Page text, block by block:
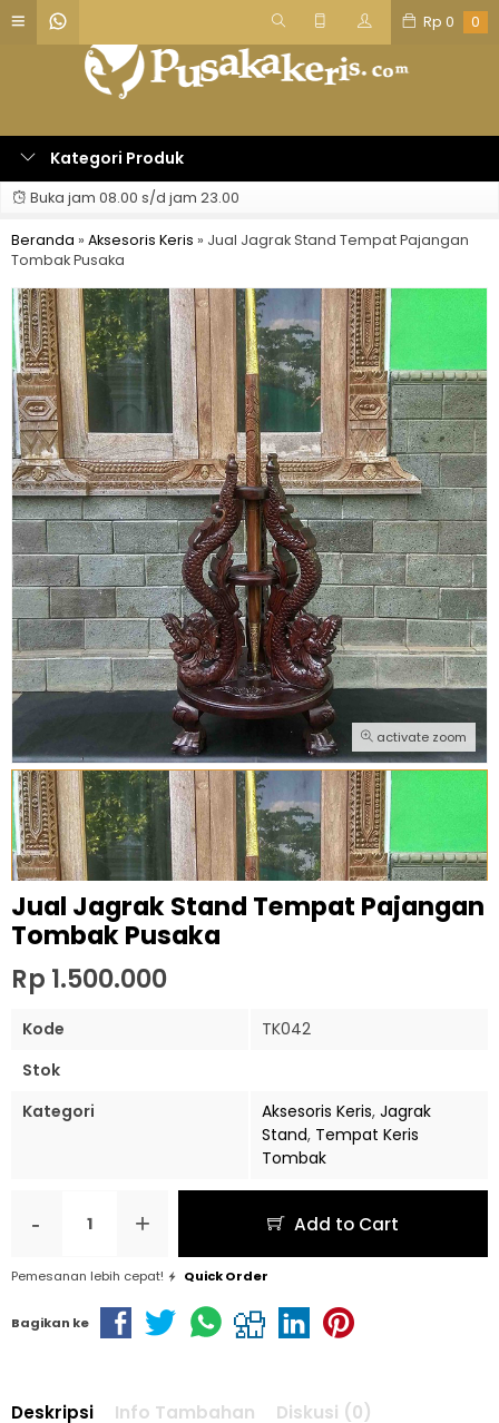
Rp 0 0
Kategori Produk
Buka jam 08.00 s/d jam 23.00
Beranda » Aksesoris Keris » Jual Jagrak Stand Tempat Pajangan
Tombak Pusaka
activate zoom
Jual Jagrak Stand Tempat Pajangan
Tombak Pusaka
Rp 1.500.000
Kode
TK042
Stok
Kategori
Aksesoris Keris, Jagrak
Stand, Tempat Keris
Tombak
- + Add to Cart
Pemesanan lebih cepat! Quick Order
Bagikan ke
Deskripsi Info Tambahan Diskusi (0)